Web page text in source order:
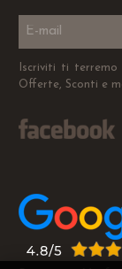
Iscriviti ti terremo
Offerte, Sconti e